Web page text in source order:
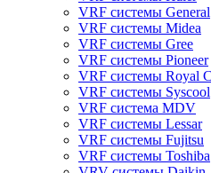
VRF системы General
VRF системы Midea
VRF системы Gree
VRF системы Pioneer
VRF системы Royal
VRF системы Syscool
VRF система MDV
VRF системы Lessar
VRF системы Fujitsu
VRF системы Toshiba